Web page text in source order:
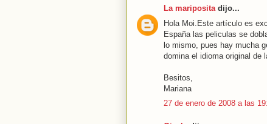
La maripositadijo...
Hola Moi.Este artículo es
España las peliculas se
lo mismo, pues hay mucha
domina el idioma original de
Besitos,
Mariana
27 de enero de 2008 a las